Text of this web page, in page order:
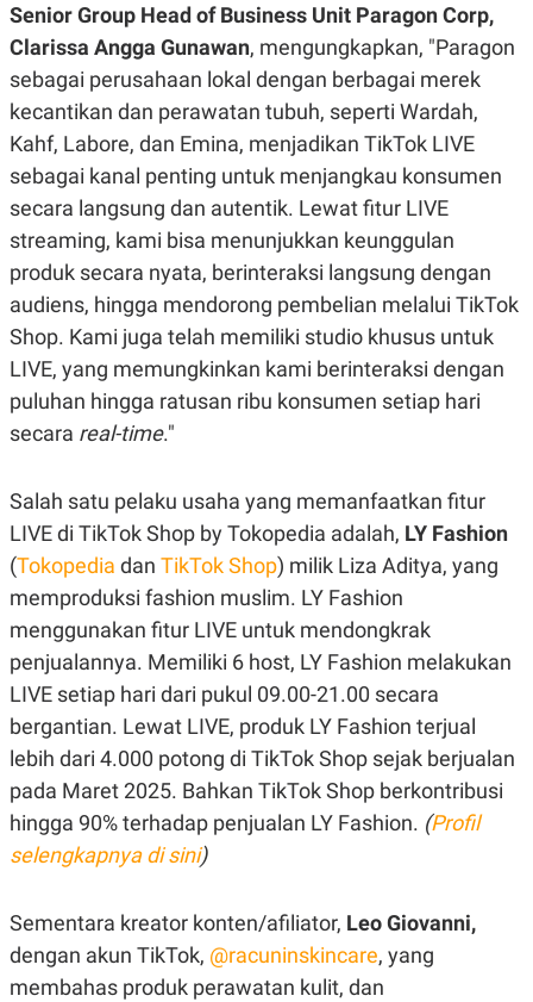
Senior Group Head of Business Unit Paragon Corp,
Clarissa Angga Gunawan, mengungkapkan, "Paragon
sebagai perusahaan lokal dengan berbagai merek
kecantikan dan perawatan tubuh, seperti Wardah,
Kahf, Labore, dan Emina, menjadikan TikTok LIVE
sebagai kanal penting untuk menjangkau konsumen
secara langsung dan autentik. Lewat fitur LIVE
streaming, kami bisa menunjukkan keunggulan
produk secara nyata, berinteraksi langsung dengan
audiens, hingga mendorong pembelian melalui TikTok
Shop. Kami juga telah memiliki studio khusus untuk
LIVE, yang memungkinkan kami berinteraksi dengan
puluhan hingga ratusan ribu konsumen setiap hari
secara real-time."
Salah satu pelaku usaha yang memanfaatkan fitur
LIVE di TikTok Shop by Tokopedia adalah, LY Fashion
(Tokopedia dan TikTok Shop) milik Liza Aditya, yang
memproduksi fashion muslim. LY Fashion
menggunakan fitur LIVE untuk mendongkrak
penjualannya. Memiliki 6 host, LY Fashion melakukan
LIVE setiap hari dari pukul 09.00-21.00 secara
bergantian. Lewat LIVE, produk LY Fashion terjual
lebih dari 4.000 potong di TikTok Shop sejak berjualan
pada Maret 2025. Bahkan TikTok Shop berkontribusi
hingga 90% terhadap penjualan LY Fashion. (Profil
selengkapnya di sini)
Sementara kreator konten/afiliator, Leo Giovanni,
dengan akun TikTok, @racuninskincare, yang
membahas produk perawatan kulit, dan